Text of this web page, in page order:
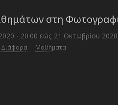
στη
- 20:00 εώς 21 Οκτωβρίου
Διάφορα Μαθήματα